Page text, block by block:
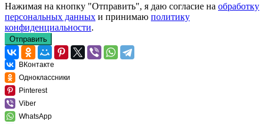
Нажимая на кнопку "Отправить", я даю согласие на обработку
персональных данных и принимаю политику
конфиденциальности.
Отправить
ВКонтакте
Одноклассники
Pinterest
Viber
WhatsApp